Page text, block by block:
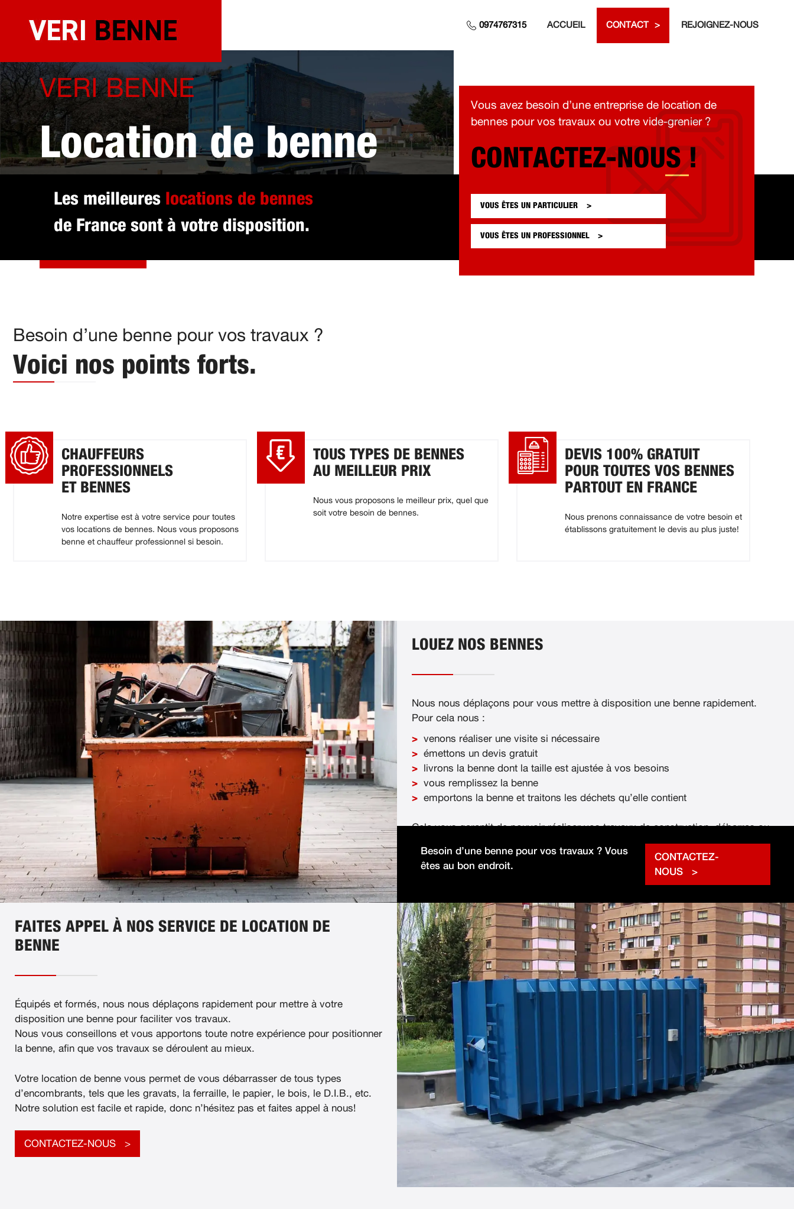
contenu
0974767315 ACCUEIL CONTACT REJOIGNEZ-NOUS
VERI BENNE
Location de benne
sélectionné pour vous
Les meilleures locations de bennes
de France sont à votre disposition.
Vous avez besoin d’une entreprise de location de
bennes pour vos travaux ou votre vide-grenier ?
CONTACTEZ-NOUS !
VOUS ÊTES UN PARTICULIER
VOUS ÊTES UN PROFESSIONNEL
Besoin d’une benne pour vos travaux ?
Voici nos points forts.
CHAUFFEURS
PROFESSIONNELS
ET BENNES
Notre expertise est à votre service pour toutes
vos locations de bennes. Nous vous proposons
benne et chauffeur professionnel si besoin.
TOUS TYPES DE BENNES
AU MEILLEUR PRIX
Nous vous proposons le meilleur prix, quel que
soit votre besoin de bennes.
DEVIS 100% GRATUIT
POUR TOUTES VOS BENNES
PARTOUT EN FRANCE
Nous prenons connaissance de votre besoin et
établissons gratuitement le devis au plus juste!
LOUEZ NOS BENNES
Nous nous déplaçons pour vous mettre à disposition une benne rapidement.
Pour cela nous :
venons réaliser une visite si nécessaire
émettons un devis gratuit
livrons la benne dont la taille est ajustée à vos besoins
vous remplissez la benne
emportons la benne et traitons les déchets qu’elle contient
Cela vous garantit de pouvoir réaliser vos travaux de construction, débarras ou
Besoin d’une benne pour vos travaux ? Vous
êtes au bon endroit.
CONTACTEZ-
NOUS
FAITES APPEL À NOS SERVICE DE LOCATION DE
BENNE
Équipés et formés, nous nous déplaçons rapidement pour mettre à votre
disposition une benne pour faciliter vos travaux.
Nous vous conseillons et vous apportons toute notre expérience pour positionner
la benne, afin que vos travaux se déroulent au mieux.
Votre location de benne vous permet de vous débarrasser de tous types
d’encombrants, tels que les gravats, la ferraille, le papier, le bois, le D.I.B., etc.
Notre solution est facile et rapide, donc n’hésitez pas et faites appel à nous!
CONTACTEZ-NOUS